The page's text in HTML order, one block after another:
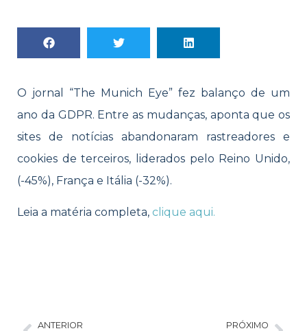
O jornal “The Munich Eye” fez balanço de um
ano da GDPR. Entre as mudanças, aponta que os
sites de notícias abandonaram rastreadores e
cookies de terceiros, liderados pelo Reino Unido,
(-45%), França e Itália (-32%).
Leia a matéria completa, clique aqui.
ANTERIOR PRÓXIMO